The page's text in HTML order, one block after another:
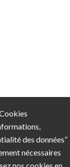
des données”
nécessaires